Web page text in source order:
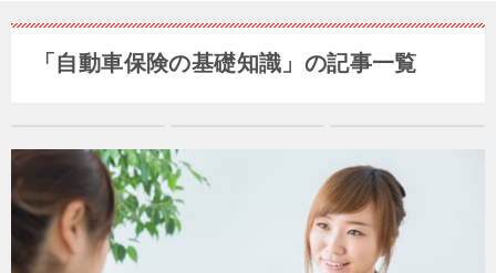
「自動車保険の基礎知識」の記事一覧